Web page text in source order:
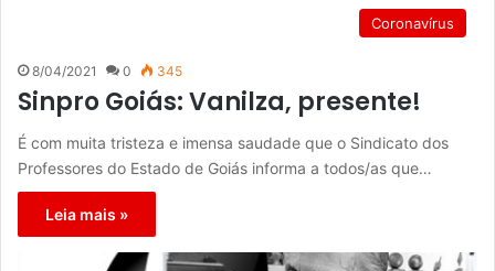
Coronavírus
8/04/2021 0 345
Sinpro Goiás: Vanilza, presente!
É com muita tristeza e imensa saudade que o Sindicato dos
Professores do Estado de Goiás informa a todos/as que…
Leia mais »